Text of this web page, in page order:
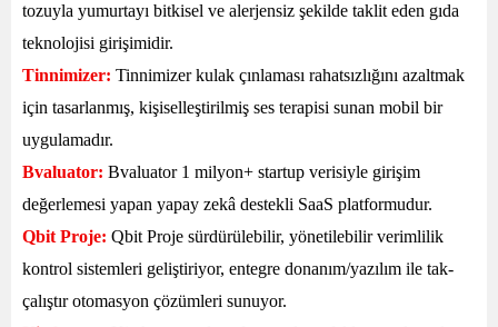
tozuyla yumurtayı bitkisel ve alerjensiz şekilde taklit eden gıda
teknolojisi girişimidir.
Tinnimizer: Tinnimizer kulak çınlaması rahatsızlığını azaltmak
için tasarlanmış, kişiselleştirilmiş ses terapisi sunan mobil bir
uygulamadır.
Bvaluator: Bvaluator 1 milyon+ startup verisiyle girişim
değerlemesi yapan yapay zekâ destekli SaaS platformudur.
Qbit Proje: Qbit Proje sürdürülebilir, yönetilebilir verimlilik
kontrol sistemleri geliştiriyor, entegre donanım/yazılım ile tak-
çalıştır otomasyon çözümleri sunuyor.